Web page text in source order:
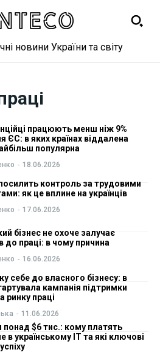
новини України та світу
працюють менш ніж 9%
ЄС: в яких країнах віддалена
популярна
- 18.06.2026
контроль за трудовими
як це вплине на українців
- 17.06.2026
бізнес не охоче залучає
до праці: в чому причина
- 16.06.2026
себе до власного бізнесу: в
кампанія підтримки
ринку праці
- 11.06.2026
понад $6 тис.: кому платять
в українському IT та які ключові